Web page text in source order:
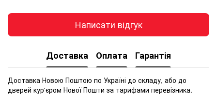
Написати відгук
Доставка Оплата Гарантія
Доставка Новою Поштою по Україні до складу, або до
дверей кур'єром Нової Пошти за тарифами перевізника.